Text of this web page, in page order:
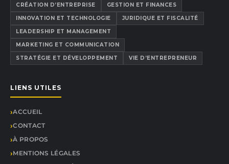
CRÉATION D’ENTREPRISE
GESTION ET FINANCES
INNOVATION ET TECHNOLOGIE
JURIDIQUE ET FISCALITÉ
LEADERSHIP ET MANAGEMENT
MARKETING ET COMMUNICATION
STRATÉGIE ET DÉVELOPPEMENT
VIE D’ENTREPRENEUR
LIENS UTILES
ACCUEIL
CONTACT
À PROPOS
MENTIONS LÉGALES